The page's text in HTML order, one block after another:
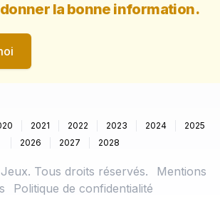
la bonne information.
2021 2022 2023 2024
2025
2026
2027 2028
Tous droits réservés.
Mentions
Politique de confidentialité